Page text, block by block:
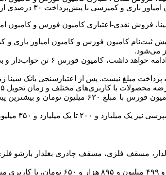
با پیش‌پرداخت ۳۰ درصدی از ساعت ۱۰ صبح […]
اعتباری کامیون فورس و کامیون امپاور را با پیش‌پرداخت ۳۰
پرداخت مبلغ نیست. پس از اعتبارسنجی بانک
مختلف و زمان تحویل ۴۵ و ۶۰ روزه با نرخ سود تسهیلات ۲۳ درصدی است.
یخچالدار، مسقف فلزی، مسقف چادری